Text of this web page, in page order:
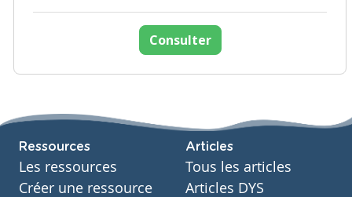
Consulter
Ressources
Les ressources
Créer une ressource
Articles
Tous les articles
Articles DYS